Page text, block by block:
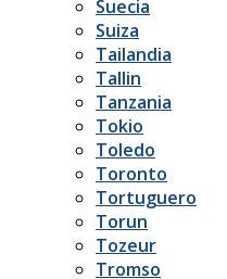
Suecia
Suiza
Tailandia
Tallin
Tanzania
Tokio
Toledo
Toronto
Tortuguero
Torun
Tozeur
Tromso